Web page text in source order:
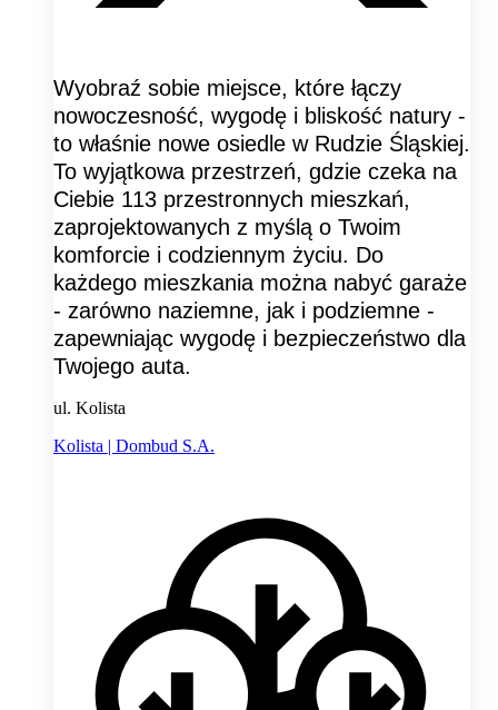
Wyobraź sobie miejsce, które łączy
nowoczesność, wygodę i bliskość natury -
to właśnie nowe osiedle w Rudzie Śląskiej.
To wyjątkowa przestrzeń, gdzie czeka na
Ciebie 113 przestronnych mieszkań,
zaprojektowanych z myślą o Twoim
komforcie i codziennym życiu. Do
każdego mieszkania można nabyć garaże
- zarówno naziemne, jak i podziemne -
zapewniając wygodę i bezpieczeństwo dla
Twojego auta.
ul. Kolista
Kolista | Dombud S.A.